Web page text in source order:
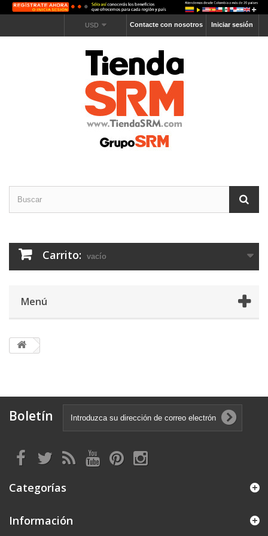
Iniciar sesión
Contacte con nosotros
USD
Carrito: vacío
Menú
Boletín
Categorías
Información